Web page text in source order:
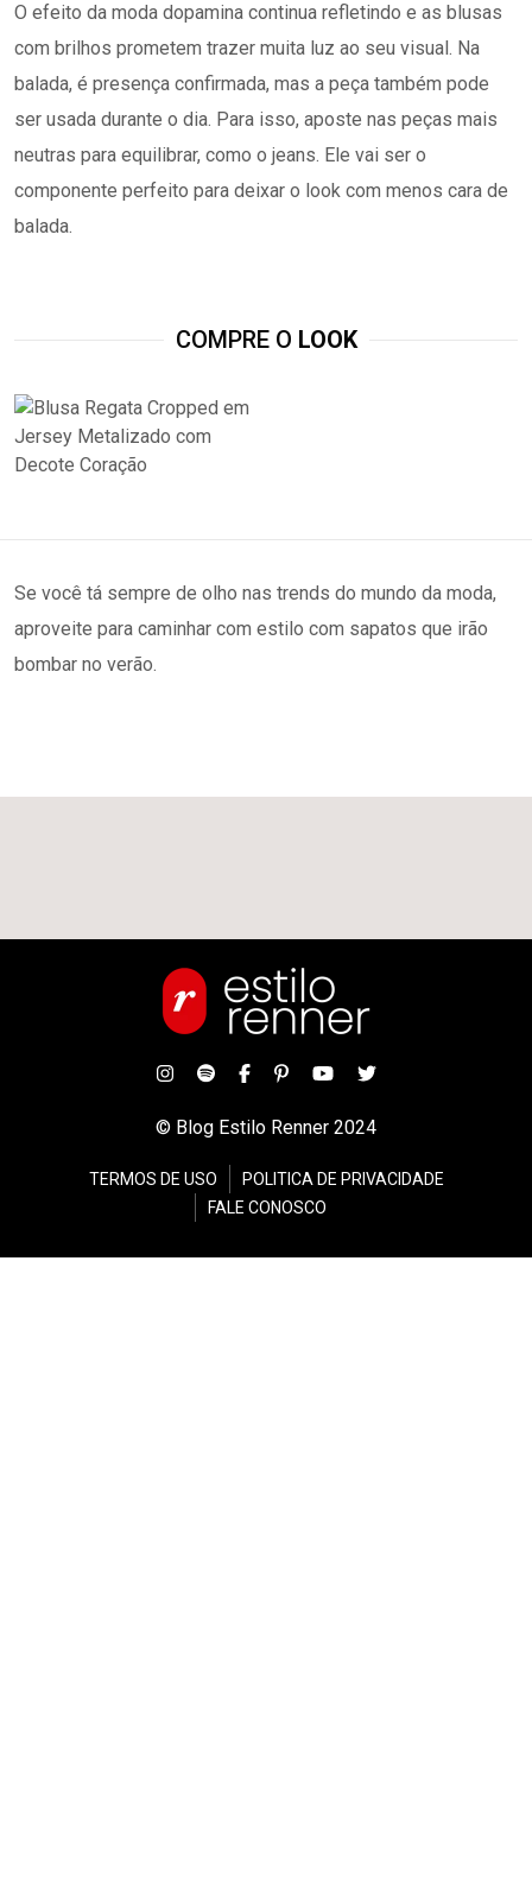
O efeito da moda dopamina continua refletindo e as blusas
com brilhos prometem trazer muita luz ao seu visual. Na
balada, é presença confirmada, mas a peça também pode
ser usada durante o dia. Para isso, aposte nas peças mais
neutras para equilibrar, como o jeans. Ele vai ser o
componente perfeito para deixar o look com menos cara de
balada.
COMPRE O LOOK
Se você tá sempre de olho nas trends do mundo da moda,
aproveite para caminhar com estilo com sapatos que irão
bombar no verão.
© Blog Estilo Renner 2024
TERMOS DE USO
POLITICA DE PRIVACIDADE
FALE CONOSCO